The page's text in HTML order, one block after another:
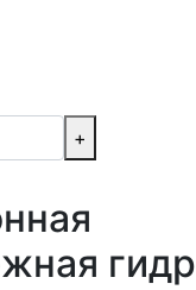
+